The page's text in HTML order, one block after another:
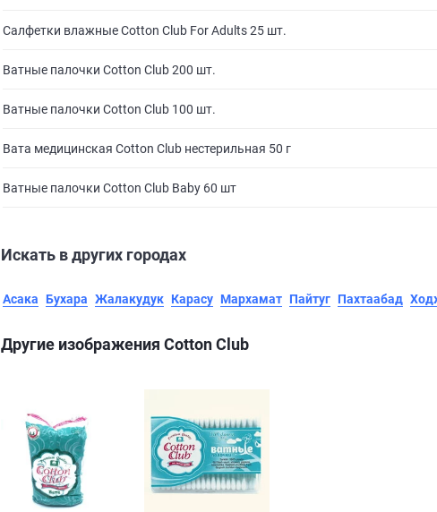
Салфетки влажные Cotton Club For Adults 25 шт.
Ватные палочки Cotton Club 200 шт.
Ватные палочки Cotton Club 100 шт.
Вата медицинская Cotton Club нестерильная 50 г
Ватные палочки Cotton Club Baby 60 шт
Искать в других городах
Асака Бухара Жалакудук Карасу Мархамат Пайтуг Пахтаабад
Другие изображения Cotton Club